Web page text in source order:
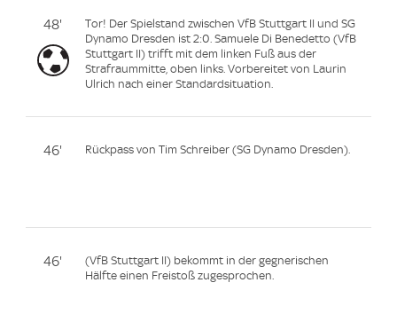
48'
Tor! Der Spielstand zwischen VfB Stuttgart II und SG
Dynamo Dresden ist 2:0. Samuele Di Benedetto (VfB
Stuttgart II) trifft mit dem linken Fuß aus der
Strafraummitte, oben links. Vorbereitet von Laurin
Ulrich nach einer Standardsituation.
46' Rückpass von Tim Schreiber (SG Dynamo Dresden).
46'
(VfB Stuttgart II) bekommt in der gegnerischen
Hälfte einen Freistoß zugesprochen.